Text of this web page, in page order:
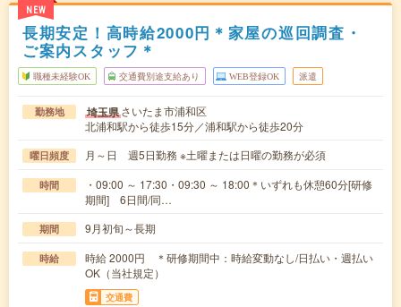
NEW
長期安定！高時給2000円＊家屋の巡回調査・
ご案内スタッフ＊
職種未経験OK 交通費別途支給あり WEB登録OK 派遣
勤務地 埼玉県さいたま市浦和区
北浦和駅から徒歩15分／浦和駅から徒歩20分
曜日頻度 月～日 週5日勤務 ※土曜または日曜の勤務が必須
時間
・09:00 ～ 17:30・09:30 ～ 18:00＊いずれも休憩60分[研修
期間] 6日間/同…
期間 9月初旬～長期
時給
時給 2000円 ＊研修期間中：時給変動なし/日払い・週払い
OK（当社規定）
交通費